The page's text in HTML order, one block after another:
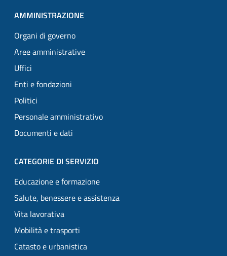
AMMINISTRAZIONE
Organi di governo
Aree amministrative
Uffici
Enti e fondazioni
Politici
Personale amministrativo
Documenti e dati
CATEGORIE DI SERVIZIO
Educazione e formazione
Salute, benessere e assistenza
Vita lavorativa
Mobilità e trasporti
Catasto e urbanistica